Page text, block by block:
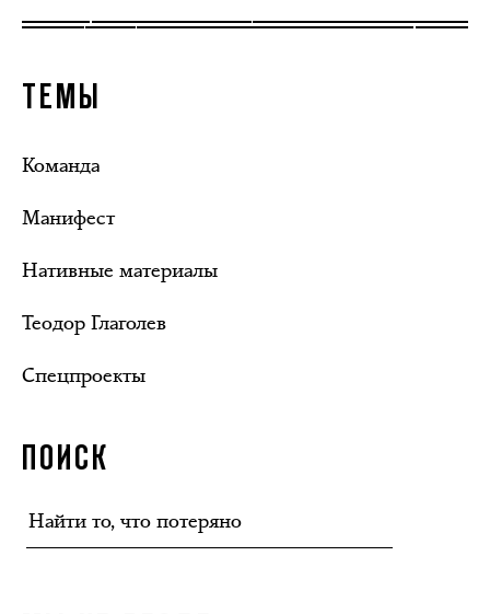
ТЕМЫ
Команда
Манифест
Нативные материалы
Теодор Глаголев
Спецпроекты
ПОИСК